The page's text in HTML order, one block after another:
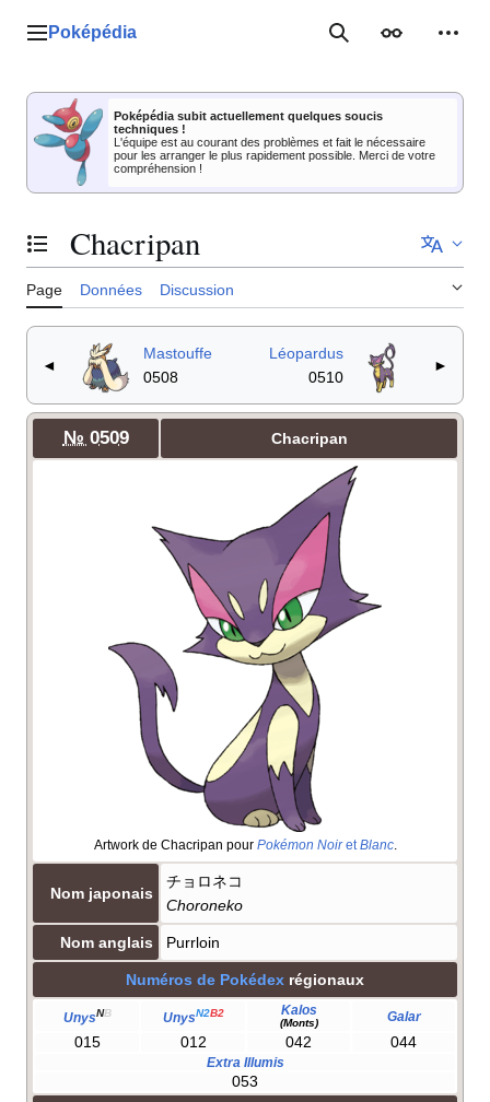
Menu principal
Poképédia RechercherApparence
Poképédia subit actuellement quelques soucis
techniques !
L'équipe est au courant des problèmes et fait le nécessaire
pour les arranger le plus rapidement possible. Merci de votre
compréhension !
Basculer la table des matières
Chacripan
Page Données Discussion
◄
Mastouffe
0508
Léopardus
0510
►
№ 0509 Chacripan
Artwork de Chacripan pour Pokémon Noiret Blanc.
Nom japonais
チョロネコ
Choroneko
Nom anglais Purrloin
Numéros de Pokédex régionaux
UnysNB UnysN2B2 Kalos
(Monts) Galar
015 012 042 044
Extra Illumis
053